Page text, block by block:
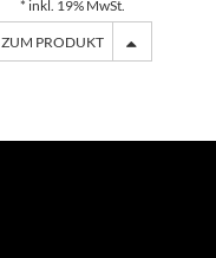
* inkl. 19% MwSt.
ZUM PRODUKT